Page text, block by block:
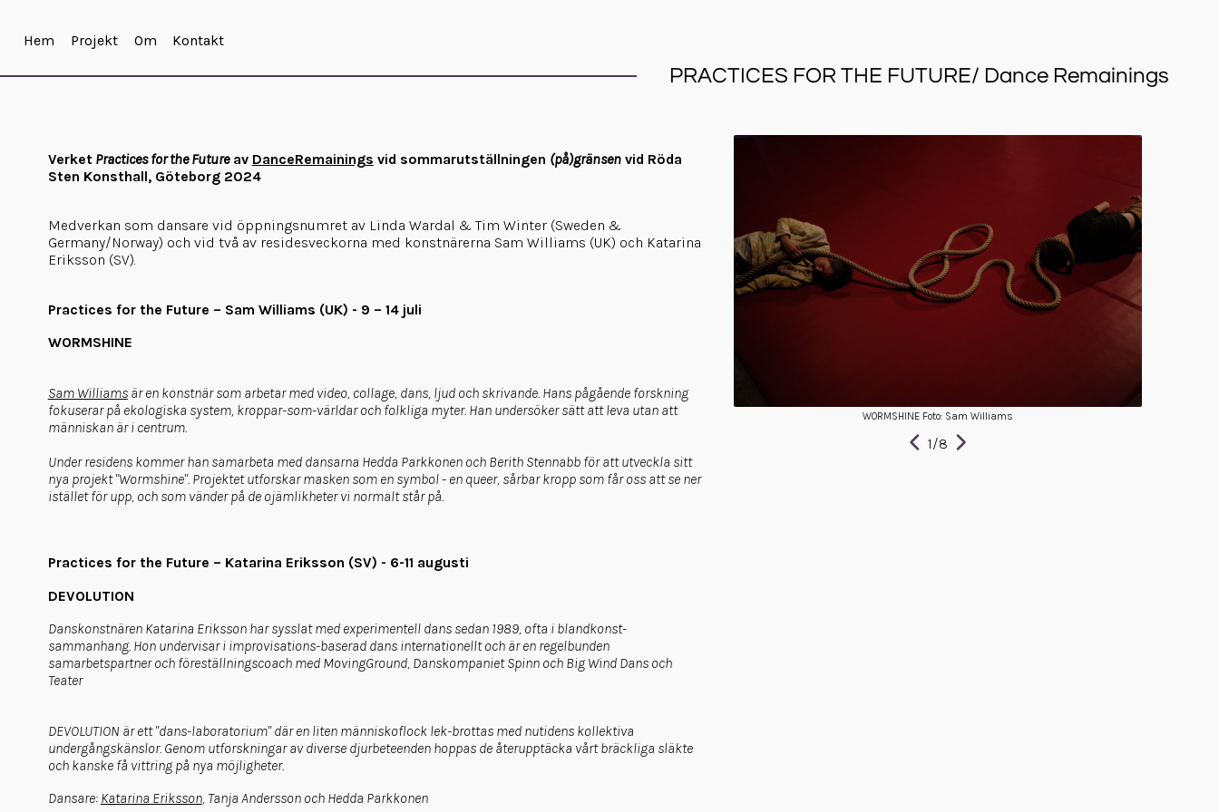
Hem Projekt Om Kontakt
PRACTICES FOR THE FUTURE/ Dance Remainings
VerketPractices for the Futureav DanceRemainings vid sommarutställningen (på)gränsenvid Röda
Sten Konsthall, Göteborg 2024
Medverkan som dansare vid öppningsnumret av Linda Wardal & Tim Winter (Sweden &
Germany/Norway) och vid två av residesveckorna med konstnärerna Sam Williams (UK) och Katarina
Eriksson (SV).
Practices for the Future – Sam Williams (UK) - 9 – 14 juli
WORMSHINE
Sam Williamsär en konstnär som arbetar med video, collage, dans, ljud och skrivande. Hans pågående forskning
fokuserar på ekologiska system, kroppar-som-världar och folkliga myter. Han undersöker sätt att leva utan att
människan är i centrum.
Under residens kommer han samarbeta med dansarna Hedda Parkkonen och Berith Stennabb för att utveckla sitt
nya projekt "Wormshine". Projektet utforskar masken som en symbol - en queer, sårbar kropp som får oss att se ner
istället för upp, och som vänder på de ojämlikheter vi normalt står på.
Practices for the Future – Katarina Eriksson (SV) - 6-11 augusti
DEVOLUTION
Danskonstnären Katarina Eriksson har sysslat med experimentell dans sedan 1989, ofta i blandkonst-
sammanhang. Hon undervisar i improvisations-baserad dans internationellt och är en regelbunden
samarbetspartner och föreställningscoach med MovingGround, Danskompaniet Spinn och Big Wind Dans och
Teater
DEVOLUTION är ett "dans-laboratorium" där en liten människoflock lek-brottas med nutidens kollektiva
undergångskänslor. Genom utforskningar av diverse djurbeteenden hoppas de återupptäcka vårt bräckliga släkte
och kanske få vittring på nya möjligheter.
Dansare: Katarina Eriksson, Tanja Andersson och Hedda Parkkonen
WORMSHINE Foto: Sam Williams
1/8